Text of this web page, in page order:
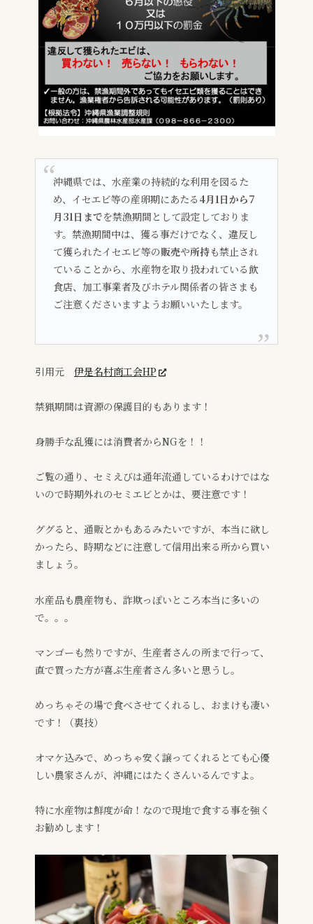
沖縄県では、水産業の持続的な利用を図るた
め、イセエビ等の産卵期にあたる 4月1日から7
月31日までを禁漁期間として設定しておりま
す。禁漁期間中は、獲る事だけでなく、違反し
て獲られたイセエビ等の販売や所持も禁止され
ていることから、水産物を取り扱われている飲
食店、加工事業者及びホテル関係者の皆さまも
ご注意くださいますようお願いいたします。
引用元 伊是名村商工会HP
禁猟期間は資源の保護目的もあります！
身勝手な乱獲には消費者からNGを！！
ご覧の通り、セミえびは通年流通しているわけではな
いので時期外れのセミエビとかは、要注意です！
ググると、通販とかもあるみたいですが、本当に欲し
かったら、時期などに注意して信用出来る所から買い
ましょう。
水産品も農産物も、詐欺っぽいところ本当に多いの
で。。。
マンゴーも然りですが、生産者さんの所まで行って、
直で買った方が喜ぶ生産者さん多いと思うし。
めっちゃその場で食べさせてくれるし、おまけも凄い
です！（裏技）
オマケ込みで、めっちゃ安く譲ってくれるとても心優
しい農家さんが、沖縄にはたくさんいるんですよ。
特に水産物は鮮度が命！なので現地で食する事を強く
お勧めします！